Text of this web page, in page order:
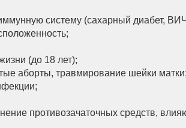
систему (сахарный диабет,
(до 18 лет);
аборты, травмирование шейки матки;
противозачаточных средств,